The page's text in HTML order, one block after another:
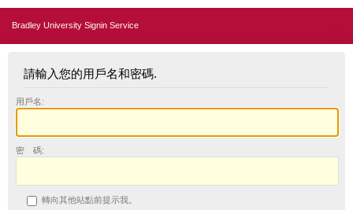
Bradley University Signin Service
請輸入您的用戶名和密碼.
用戶名:
密 碼:
轉向其他站點前提示我。